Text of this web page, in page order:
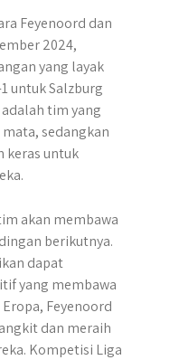
Feyenoord dan
2024,
yang layak
untuk Salzburg
tim yang
sedangkan
keras untuk
akan membawa
berikutnya.
dapat
yang membawa
Feyenoord
dan meraih
Kompetisi Liga